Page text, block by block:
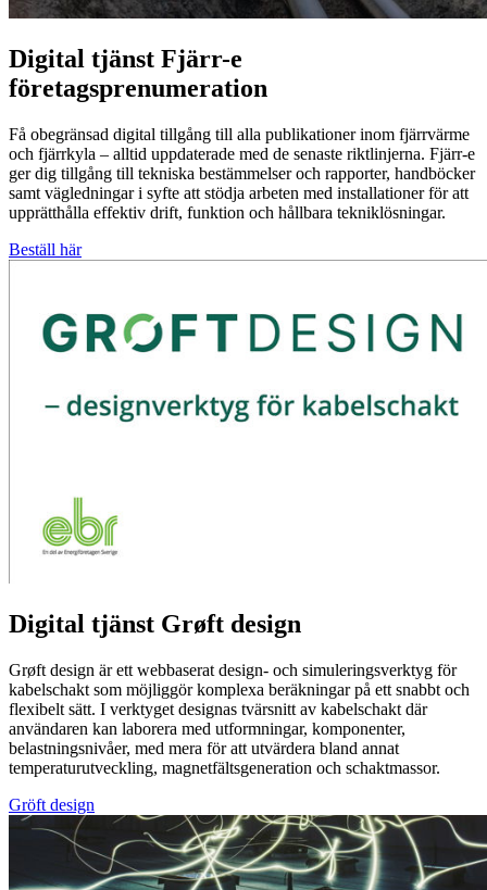
Digital tjänst Fjärr-e
företagsprenumeration
Få obegränsad digital tillgång till alla publikationer inom fjärrvärme
och fjärrkyla – alltid uppdaterade med de senaste riktlinjerna. Fjärr-e
ger dig tillgång till tekniska bestämmelser och rapporter, handböcker
samt vägledningar i syfte att stödja arbeten med installationer för att
upprätthålla effektiv drift, funktion och hållbara tekniklösningar.
Beställ här
Digital tjänst Grøft design
Grøft design är ett webbaserat design- och simuleringsverktyg för
kabelschakt som möjliggör komplexa beräkningar på ett snabbt och
flexibelt sätt. I verktyget designas tvärsnitt av kabelschakt där
användaren kan laborera med utformningar, komponenter,
belastningsnivåer, med mera för att utvärdera bland annat
temperaturutveckling, magnetfältsgeneration och schaktmassor.
Gröft design